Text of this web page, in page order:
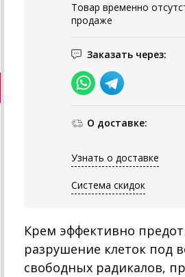
Товар временно
продаже
Заказать через:
О доставке:
Узнать о доставке
Система скидок
Крем эффективно
разрушение клеток под
свободных радикалов,